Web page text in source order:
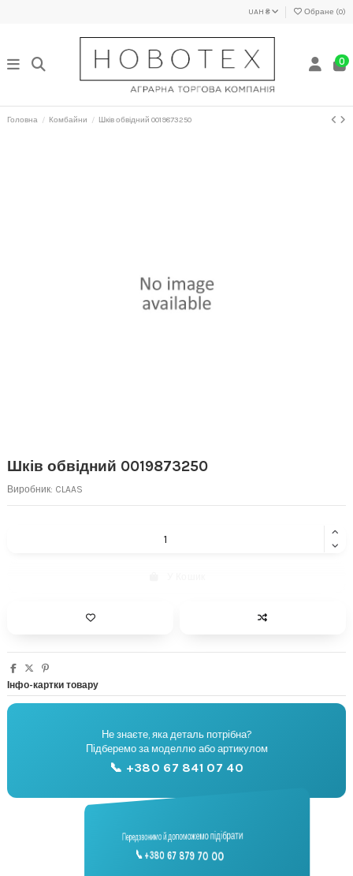
UAH ₴ Обране (0)
0
Головна Комбайни Шків обвідний 0019873250
Шків обвідний 0019873250
Виробник: CLAAS
Інфо-картки товару
🔧
Підбір запчастин
Не знаєте, яка деталь потрібна?
Підберемо за моделлю або артикулом
📞 +380 67 841 07 40
📞
Консультація
Передзвонимо й допоможемо підібрати
📞 +380 67 879 70 00